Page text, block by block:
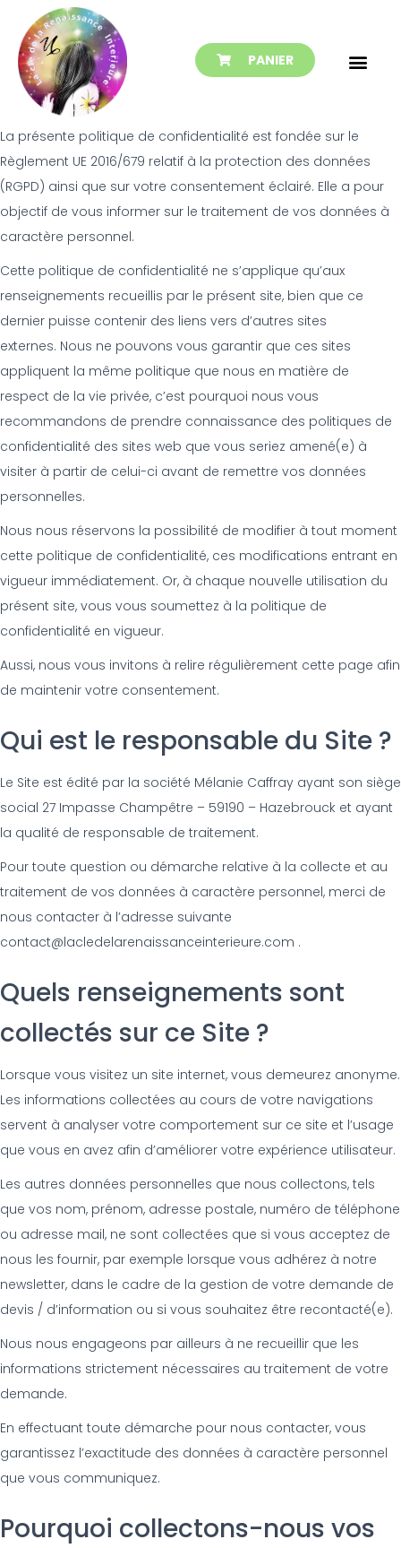
PANIER
La présente politique de confidentialité est fondée sur le
Règlement UE 2016/679 relatif à la protection des données
(RGPD) ainsi que sur votre consentement éclairé. Elle a pour
objectif de vous informer sur le traitement de vos données à
caractère personnel.
Cette politique de confidentialité ne s’applique qu’aux
renseignements recueillis par le présent site, bien que ce
dernier puisse contenir des liens vers d’autres sites
externes. Nous ne pouvons vous garantir que ces sites
appliquent la même politique que nous en matière de
respect de la vie privée, c’est pourquoi nous vous
recommandons de prendre connaissance des politiques de
confidentialité des sites web que vous seriez amené(e) à
visiter à partir de celui-ci avant de remettre vos données
personnelles.
Nous nous réservons la possibilité de modifier à tout moment
cette politique de confidentialité, ces modifications entrant en
vigueur immédiatement. Or, à chaque nouvelle utilisation du
présent site, vous vous soumettez à la politique de
confidentialité en vigueur.
Aussi, nous vous invitons à relire régulièrement cette page afin
de maintenir votre consentement.
Qui est le responsable du Site ?
Le Site est édité par la société Mélanie Caffray ayant son siège
social 27 Impasse Champêtre – 59190 – Hazebrouck et ayant
la qualité de responsable de traitement.
Pour toute question ou démarche relative à la collecte et au
traitement de vos données à caractère personnel, merci de
nous contacter à l’adresse suivante
contact@lacledelarenaissanceinterieure.com .
Quels renseignements sont
collectés sur ce Site ?
Lorsque vous visitez un site internet, vous demeurez anonyme.
Les informations collectées au cours de votre navigations
servent à analyser votre comportement sur ce site et l’usage
que vous en avez afin d’améliorer votre expérience utilisateur.
Les autres données personnelles que nous collectons, tels
que vos nom, prénom, adresse postale, numéro de téléphone
ou adresse mail, ne sont collectées que si vous acceptez de
nous les fournir, par exemple lorsque vous adhérez à notre
newsletter, dans le cadre de la gestion de votre demande de
devis / d’information ou si vous souhaitez être recontacté(e).
Nous nous engageons par ailleurs à ne recueillir que les
informations strictement nécessaires au traitement de votre
demande.
En effectuant toute démarche pour nous contacter, vous
garantissez l’exactitude des données à caractère personnel
que vous communiquez.
Pourquoi collectons-nous vos